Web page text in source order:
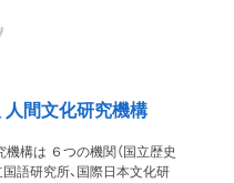
間文化研究機構
構は ６つの機関（国立歴史
国語研究所、国際日本文化研